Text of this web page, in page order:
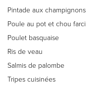
Pintade aux champignons
Poule au pot et chou farci
Poulet basquaise
Ris de veau
Salmis de palombe
Tripes cuisinées